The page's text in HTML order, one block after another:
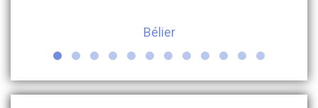
Bélier